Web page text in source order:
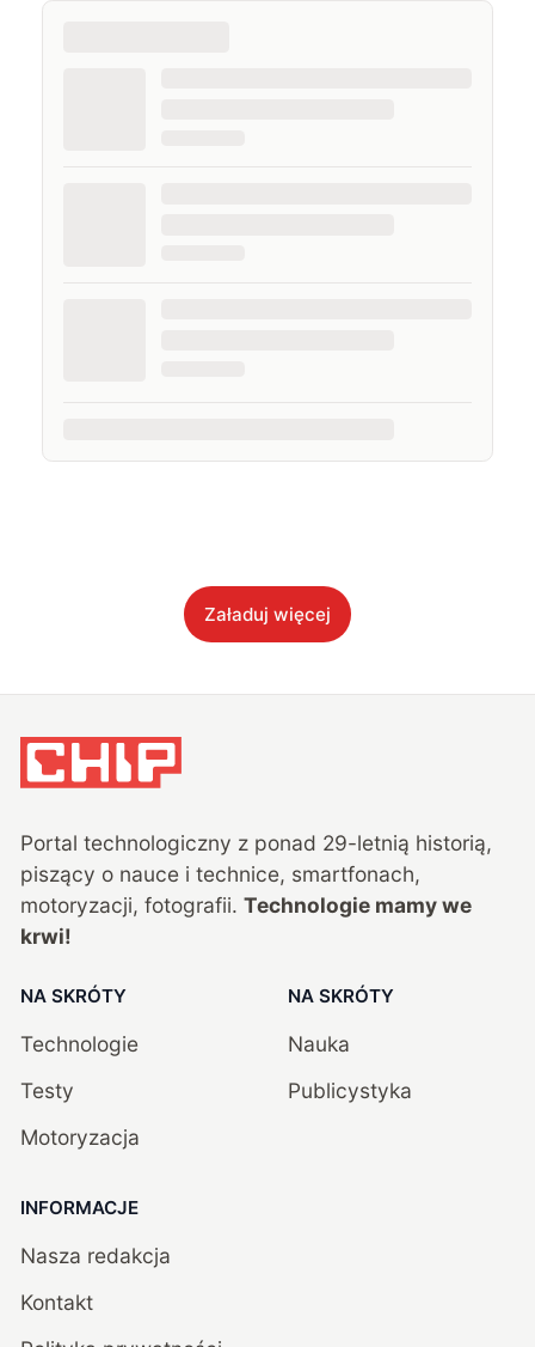
Załaduj więcej
Portal technologiczny z ponad 29-letnią historią,
piszący o nauce i technice, smartfonach,
motoryzacji, fotografii. Technologie mamy we
krwi!
NA SKRÓTY
Technologie
Testy
Motoryzacja
NA SKRÓTY
Nauka
Publicystyka
INFORMACJE
Nasza redakcja
Kontakt